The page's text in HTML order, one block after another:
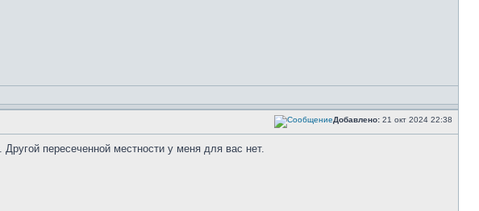
Добавлено: 21 окт 2024 22:38
пересеченной местности у меня для вас нет.